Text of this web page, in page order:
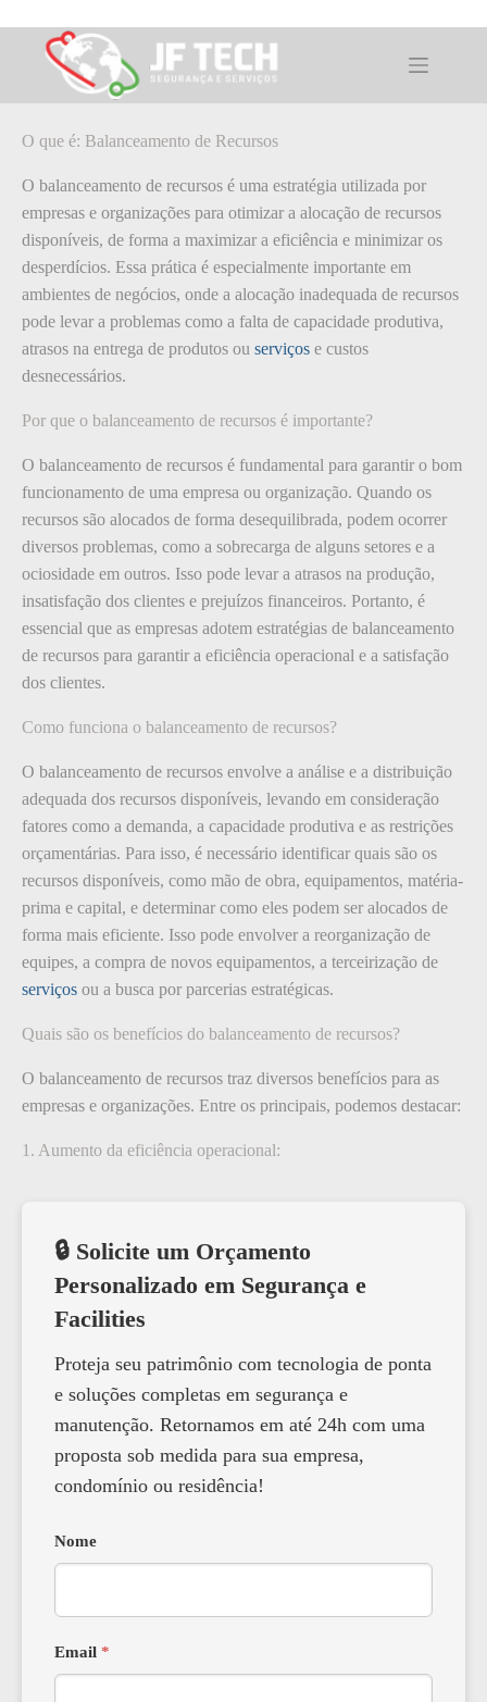
para
conteúdoO que é: Balanceamento de Recursos
O que é: Balanceamento de Recursos
O balanceamento de recursos é uma estratégia utilizada por
empresas e organizações para otimizar a alocação de recursos
disponíveis, de forma a maximizar a eficiência e minimizar os
desperdícios. Essa prática é especialmente importante em
ambientes de negócios, onde a alocação inadequada de recursos
pode levar a problemas como a falta de capacidade produtiva,
atrasos na entrega de produtos ou serviços e custos
desnecessários.
Por que o balanceamento de recursos é importante?
O balanceamento de recursos é fundamental para garantir o bom
funcionamento de uma empresa ou organização. Quando os
recursos são alocados de forma desequilibrada, podem ocorrer
diversos problemas, como a sobrecarga de alguns setores e a
ociosidade em outros. Isso pode levar a atrasos na produção,
insatisfação dos clientes e prejuízos financeiros. Portanto, é
essencial que as empresas adotem estratégias de balanceamento
de recursos para garantir a eficiência operacional e a satisfação
dos clientes.
Como funciona o balanceamento de recursos?
O balanceamento de recursos envolve a análise e a distribuição
adequada dos recursos disponíveis, levando em consideração
fatores como a demanda, a capacidade produtiva e as restrições
orçamentárias. Para isso, é necessário identificar quais são os
recursos disponíveis, como mão de obra, equipamentos, matéria-
prima e capital, e determinar como eles podem ser alocados de
forma mais eficiente. Isso pode envolver a reorganização de
equipes, a compra de novos equipamentos, a terceirização de
serviços ou a busca por parcerias estratégicas.
Quais são os benefícios do balanceamento de recursos?
O balanceamento de recursos traz diversos benefícios para as
empresas e organizações. Entre os principais, podemos destacar:
1. Aumento da eficiência operacional:
🔒 Solicite um Orçamento
Personalizado em Segurança e
Facilities
Proteja seu patrimônio com tecnologia de ponta
e soluções completas em segurança e
manutenção. Retornamos em até 24h com uma
proposta sob medida para sua empresa,
condomínio ou residência!
Nome
Email *